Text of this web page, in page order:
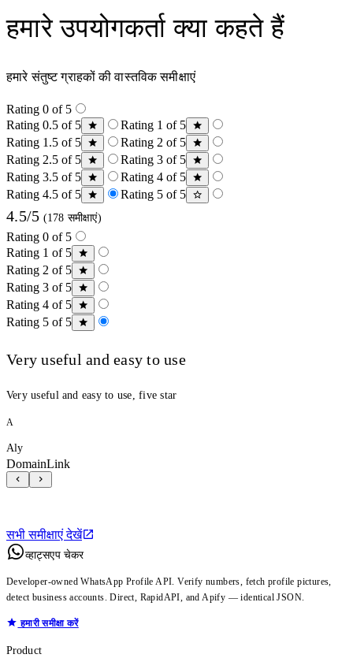
हमारे उपयोगकर्ता क्या कहते हैं
हमारे संतुष्ट ग्राहकों की वास्तविक समीक्षाएं
Rating 0 of 5
Rating 0.5 of 5
Rating 1 of 5
Rating 1.5 of 5
Rating 2 of 5
Rating 2.5 of 5
Rating 3 of 5
Rating 3.5 of 5
Rating 4 of 5
Rating 4.5 of 5
Rating 5 of 5
4.5/5 (178 समीक्षाएं)
Rating 0 of 5
Rating 1 of 5
Rating 2 of 5
Rating 3 of 5
Rating 4 of 5
Rating 5 of 5
Very useful and easy to use
Very useful and easy to use, five star
A
Aly
DomainLink
सभी समीक्षाएं देखें
व्हाट्सएप चेकर
Developer-owned WhatsApp Profile API. Verify numbers, fetch profile pictures,
detect business accounts. Direct, RapidAPI, and Apify — identical JSON.
हमारी समीक्षा करें
Product